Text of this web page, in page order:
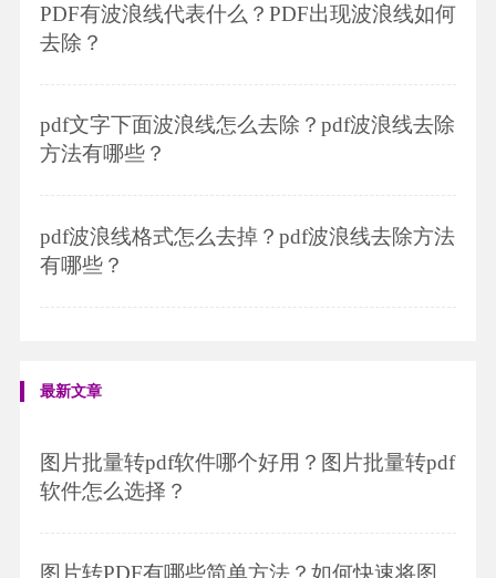
PDF有波浪线代表什么？PDF出现波浪线如何
去除？
pdf文字下面波浪线怎么去除？pdf波浪线去除
方法有哪些？
pdf波浪线格式怎么去掉？pdf波浪线去除方法
有哪些？
最新文章
图片批量转pdf软件哪个好用？图片批量转pdf
软件怎么选择？